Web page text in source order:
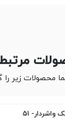
محصولات زیر را
51